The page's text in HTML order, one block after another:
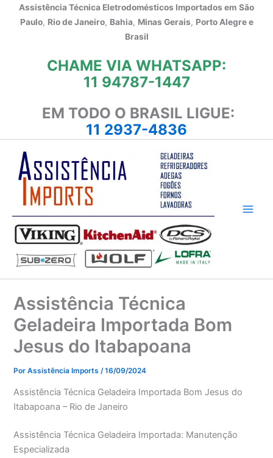
Assistência Técnica Eletrodomésticos Importados em São
Paulo, Rio de Janeiro, Bahia, Minas Gerais, Porto Alegre e
Brasil
CHAME VIA WHATSAPP:
11 94787-1447
EM TODO O BRASIL LIGUE:
11 2937-4836
Assistência Técnica
Geladeira Importada Bom
Jesus do Itabapoana
PorAssistência Imports/16/09/2024
Assistência Técnica Geladeira Importada Bom Jesus do
Itabapoana – Rio de Janeiro
Assistência Técnica Geladeira Importada: Manutenção
Especializada